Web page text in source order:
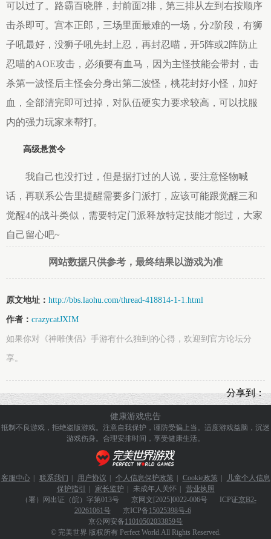
可以过了。路霸百晓胖，封前面2排，第三排从左到右按顺序
击杀即可。宫本正郎，三场里面最难的一场，分2阶段，有狮
子吼最好，没狮子吼先封上忍，再封忍喵，开5阵或2阵防止
忍喵的AOE攻击，必须要有血马，因为主怪技能会带封，击
杀第一波怪后主怪会分身出第二波怪，桃花封好小怪，加好
血，全部清完即可过掉，对队伍硬实力要求较高，可以找服
内的强力玩家来帮打。
高级悬赏令
我自己也没打过，但是据打过的人说，要注意怪物喊
话，再联系公告里提醒需要多门派打，应该可能跟觉醒三和
觉醒4的战斗类似，需要特定门派释放特定技能才能过，大家
自己留心吧~
网站数据只供参考，最终结果以游戏为准
原文地址： http://bbs.laohu.com/thread-418814-1-1.html
作者： crazycatJXIM
如果你对《神雕侠侣》手游有什么独到的心得，欢迎到官方论坛分
享。
分享到：
健康游戏忠告
抵制不良游戏，拒绝盗版游戏。注意自我保护，谨防受骗上当。 适度游戏益脑，沉迷
游戏伤身。合理安排时间，享受健康生活。
客服中心 | 联系我们 | 用户协议 | 个人信息保护政策 | Cookie政策 |
儿童个人信息
保护指引 | 家长监护 | 未成年人关怀 |
营业执照
（署）网出证（皖）字第013号
京网文[2025]0022-006号 ICP证京B2-
20261061号
京ICP备15025398号-6
京公网安备11010502033859号
© 完美世界 版权所有 Perfect World.All Rights Reserved.